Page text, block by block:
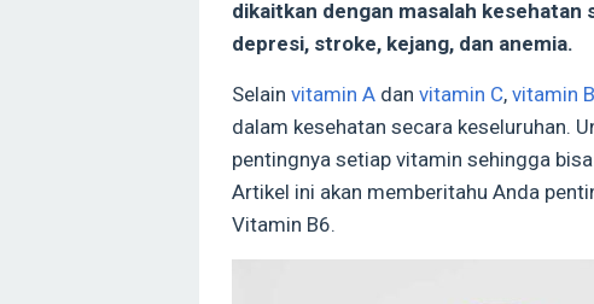
dikaitkan dengan masalah
depresi, stroke, kejang, dan anemia.
Selain vitamin A dan vitamin C, vitamin
dalam kesehatan secara keseluruhan.
pentingnya setiap vitamin sehingga
Artikel ini akan memberitahu Anda
Vitamin B6.